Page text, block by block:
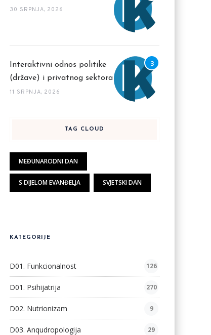
30 SRPNJA, 2026
Interaktivni odnos politike
(države) i privatnog sektora
11 SRPNJA, 2026
TAG CLOUD
MEĐUNARODNI DAN
S DIJELOM EVANĐELJA SVJETSKI DAN
KATEGORIJE
D01. Funkcionalnost 126
D01. Psihijatrija 270
D02. Nutrionizam 9
D03. Anqudropologija 29